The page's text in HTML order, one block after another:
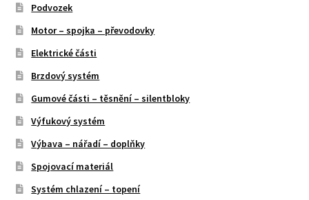
Podvozek
Motor – spojka – převodovky
Elektrické části
Brzdový systém
Gumové části – těsnění – silentbloky
Výfukový systém
Výbava – nářadí – doplňky
Spojovací materiál
Systém chlazení – topení